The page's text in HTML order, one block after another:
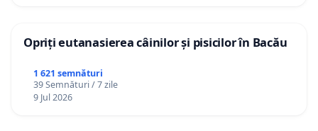
Opriți eutanasierea câinilor și pisicilor în Bacău
1 621 semnături
39 Semnături / 7 zile
9 Jul 2026